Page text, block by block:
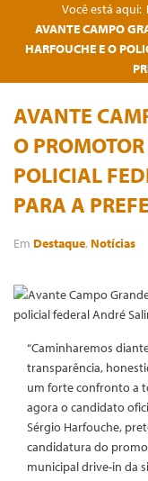
Você está aqui:
AVANTE CAMPO
HARFOUCHE E O
AVANTE
O
POLICIAL
PARA A
Em Destaque, Notícias
“Caminharemos
transparência,
um forte confronto a
agora o candidato
Sérgio Harfouche,
candidatura do
municipal drive-in da